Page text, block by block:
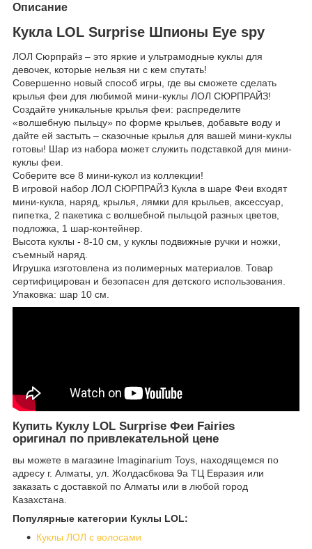
Описание
Кукла LOL Surprise Шпионы Eye spy
ЛОЛ Сюрпрайз – это яркие и ультрамодные куклы для
девочек, которые нельзя ни с кем спутать!
Совершенно новый способ игры, где вы сможете сделать
крылья феи для любимой мини-куклы ЛОЛ СЮРПРАЙЗ!
Создайте уникальные крылья феи: распределите
«волшебную пыльцу» по форме крыльев, добавьте воду и
дайте ей застыть – сказочные крылья для вашей мини-куклы
готовы! Шар из набора может служить подставкой для мини-
куклы феи.
Соберите все 8 мини-кукол из коллекции!
В игровой набор ЛОЛ CЮРПРАЙЗ Кукла в шаре Феи входят
мини-кукла, наряд, крылья, лямки для крыльев, аксессуар,
пипетка, 2 пакетика с волшебной пыльцой разных цветов,
подложка, 1 шар-контейнер.
Высота куклы - 8-10 см, у куклы подвижные ручки и ножки,
съемный наряд.
Игрушка изготовлена из полимерных материалов. Товар
сертифицирован и безопасен для детского использования.
Упаковка: шар 10 см.
Купить Куклу LOL Surprise Феи Fairies
оригинал по привлекательной цене
вы можете в магазине Imaginarium Toys, находящемся по
адресу г. Алматы, ул. Жолдасбкова 9а ТЦ Евразия или
заказать с доставкой по Алматы или в любой город
Казахстана.
Популярные категории Куклы LOL:
Куклы ЛОЛ с волосами